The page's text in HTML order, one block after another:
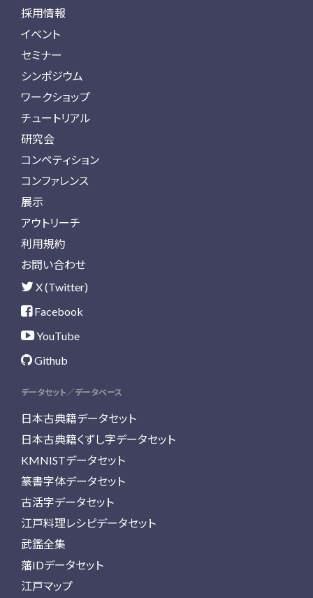
採用情報
イベント
セミナー
シンポジウム
ワークショップ
チュートリアル
研究会
コンペティション
コンファレンス
展示
アウトリーチ
利用規約
お問い合わせ
X (Twitter)
Facebook
YouTube
Github
データセット／データベース
日本古典籍データセット
日本古典籍くずし字データセット
KMNISTデータセット
篆書字体データセット
古活字データセット
江戸料理レシピデータセット
武鑑全集
藩IDデータセット
江戸マップ